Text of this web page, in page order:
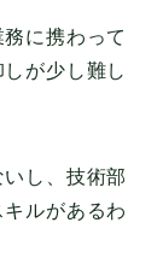
に携わって
が少し難し
し、技術部
ルがあるわ